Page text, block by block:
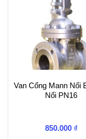
Van Cổng Mann Nối
Nổi PN16
850.000 ₫